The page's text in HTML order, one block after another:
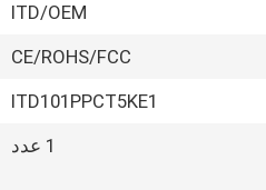
ITD/OEM
CE/ROHS/FCC
ITD101PPCT5KE1
1 عدد